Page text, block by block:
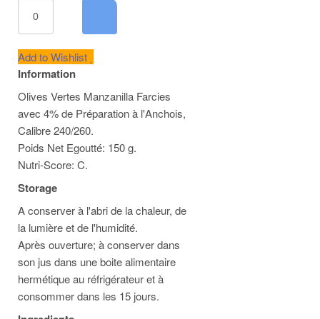
Add to Wishlist
Information
Olives Vertes Manzanilla Farcies
avec 4% de Préparation à l'Anchois,
Calibre 240/260.
Poids Net Egoutté: 150 g.
Nutri-Score: C.
Storage
A conserver à l'abri de la chaleur, de
la lumière et de l'humidité.
Après ouverture; à conserver dans
son jus dans une boite alimentaire
hermétique au réfrigérateur et à
consommer dans les 15 jours.